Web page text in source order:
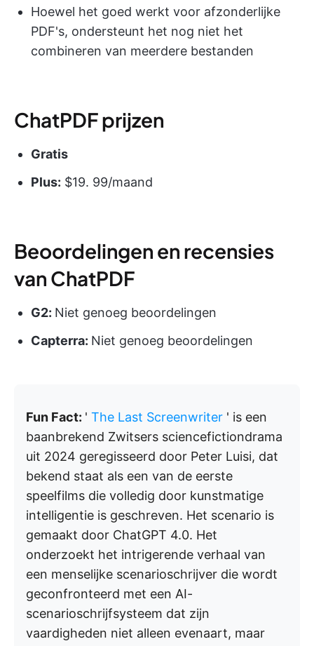
Hoewel het goed werkt voor afzonderlijke
PDF's, ondersteunt het nog niet het
combineren van meerdere bestanden
ChatPDF prijzen
Gratis
Plus: $19. 99/maand
Beoordelingen en recensies
van ChatPDF
G2: Niet genoeg beoordelingen
Capterra: Niet genoeg beoordelingen
Fun Fact: ' The Last Screenwriter ' is een
baanbrekend Zwitsers sciencefictiondrama
uit 2024 geregisseerd door Peter Luisi, dat
bekend staat als een van de eerste
speelfilms die volledig door kunstmatige
intelligentie is geschreven. Het scenario is
gemaakt door ChatGPT 4.0. Het
onderzoekt het intrigerende verhaal van
een menselijke scenarioschrijver die wordt
geconfronteerd met een AI-
scenarioschrijfsysteem dat zijn
vaardigheden niet alleen evenaart, maar